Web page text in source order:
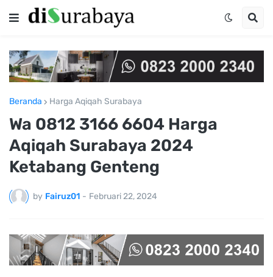
Beranda Harga Aqiqah Surabaya
Wa 0812 3166 6604 Harga
Aqiqah Surabaya 2024
Ketabang Genteng
by Fairuz01 - Februari 22, 2024